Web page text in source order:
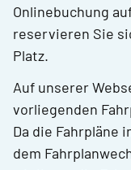
Onlinebuchung
reservieren Sie
Platz.
Auf unserer
vorliegenden
Da die Fahrpläne
dem